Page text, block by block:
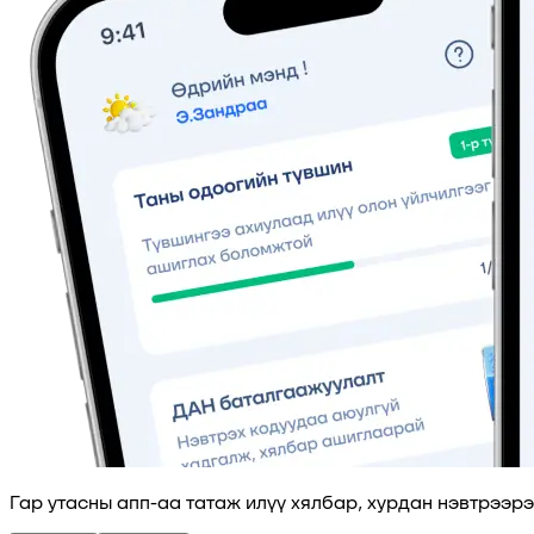
Гар утасны апп-аа татаж илүү хялбар, хурдан